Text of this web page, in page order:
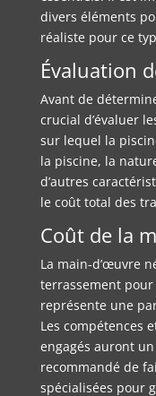
divers éléments
réaliste pour ce
Évaluation
Avant de
crucial d’évaluer
sur lequel la
la piscine, la
d’autres
le coût total des
Coût de la
La main-d’œuvre
terrassement pour
représente une
Les compétences
engagés auront
recommandé de
spécialisées pour